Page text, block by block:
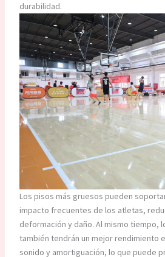
durabilidad.
Los pisos más gruesos pueden
impacto frecuentes de los atletas,
deformación y daño. Al mismo tiempo,
también tendrán un mejor rendimiento
sonido y amortiguación, lo que puede